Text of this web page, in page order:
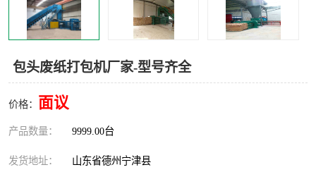
包头废纸打包机厂家-型号齐全
价格： 面议
产品数量： 9999.00台
发货地址： 山东省德州宁津县